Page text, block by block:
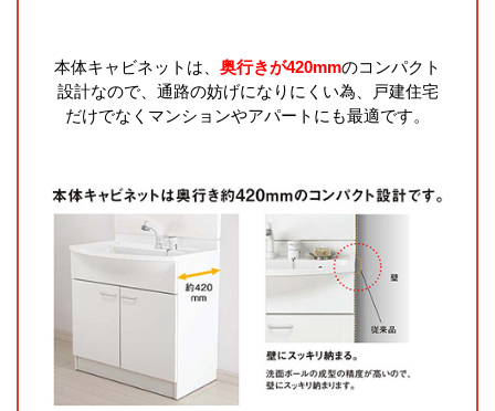
本体キャビネットは、 奥行きが420mmのコンパクト
設計なので、通路の妨げになりにくい為、戸建住宅
だけでなくマンションやアパートにも最適です。